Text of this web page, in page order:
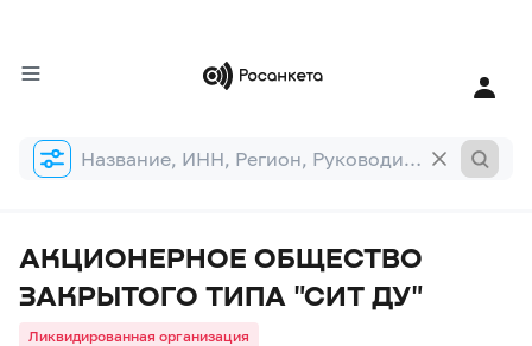
Форма
поиска
АКЦИОНЕРНОЕ ОБЩЕСТВО
ЗАКРЫТОГО ТИПА "СИТ ДУ"
Ликвидированная организация